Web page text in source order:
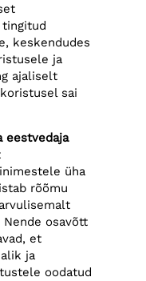
tingitud
keskendudes
ja
ajaliselt
sai
eestvedaja
üha
rõõmu
osavõtt
et
ja
oodatud